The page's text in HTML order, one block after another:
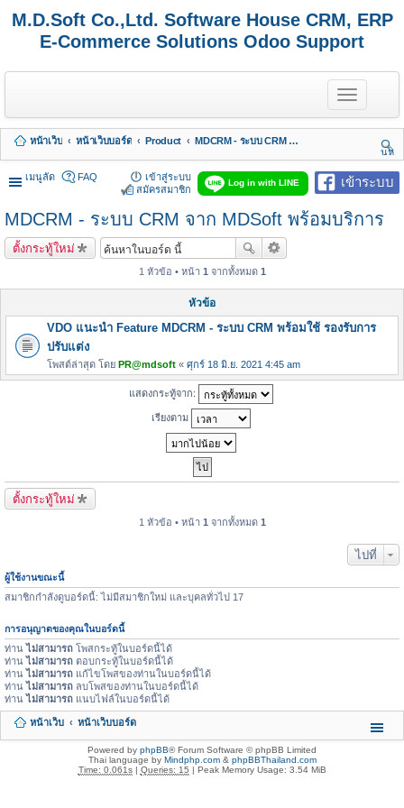
M.D.Soft Co.,Ltd. Software House CRM, ERP
E-Commerce Solutions Odoo Support
T
o
g
e
n
a
i
g
หน้าเว็บ หน้าเว็บบอร์ด Product
MDCRM - ระบบ CRM จาก MDSoft พร้อมบริการ
นห
า
เมนูลัด
เข้าระบบ
Log in with LINE
FAQ
เข้าสู่ระบบ
สมัครสมาชิก
MDCRM - ระบบ CRM จาก MDSoft พร้อมบริการ
ตั้งกระทู้ใหม่
1 หัวข้อ • หน้า 1 จากทั้งหมด 1
หัวข้อ
VDO แนะนำ Feature MDCRM - ระบบ CRM พร้อมใช้ รองรับการ
ปรับแต่ง
โพสต์ล่าสุด โดย PR@mdsoft « ศุกร์ 18 มิ.ย. 2021 4:45 am
แสดงกระทู้จาก:
เรียงตาม
ตั้งกระทู้ใหม่
1 หัวข้อ • หน้า 1 จากทั้งหมด 1
ไปที่
ผู้ใช้งานขณะนี้
สมาชิกกำลังดูบอร์ดนี้: ไม่มีสมาชิกใหม่ และบุคลทั่วไป 17
การอนุญาตของคุณในบอร์ดนี้
ท่านไม่สามารถ โพสกระทู้ในบอร์ดนี้ได้
ท่านไม่สามารถ ตอบกระทู้ในบอร์ดนี้ได้
ท่านไม่สามารถ แก้ไขโพสของท่านในบอร์ดนี้ได้
ท่านไม่สามารถ ลบโพสของท่านในบอร์ดนี้ได้
ท่านไม่สามารถ แนบไฟล์ในบอร์ดนี้ได้
หน้าเว็บ หน้าเว็บบอร์ด
Powered by phpBB® Forum Software © phpBB Limited
Thai language by Mindphp.com& phpBBThailand.com
Time: 0.061s| Queries: 15 | Peak Memory Usage: 3.54 MiB